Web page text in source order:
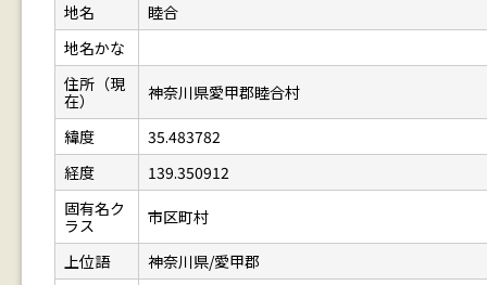
地名
睦合
地名かな
住所（現
在）
神奈川県愛甲郡睦合村
緯度
35.483782
経度
139.350912
固有名ク
ラス
市区町村
上位語 神奈川県/愛甲郡